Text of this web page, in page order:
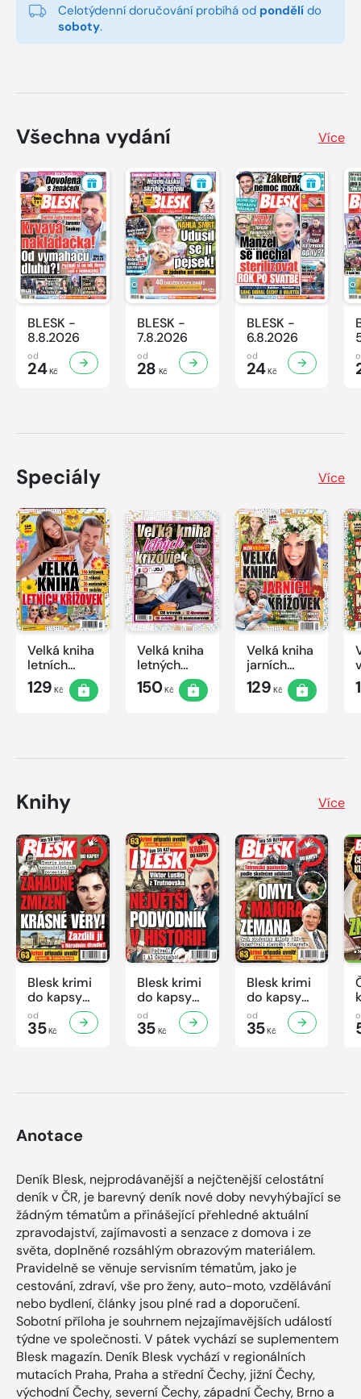
Celotýdenní doručování probíhá od pondělí do
soboty.
Všechna vydání Více
BLESK -
8.8.2026
od
24Kč
BLESK -
7.8.2026
od
28 Kč
BLESK -
6.8.2026
od
24Kč
Speciály Více
Velká kniha
letních
křížovek
2026
129 Kč
Velká kniha
letných
krížoviek s
TV JOJ
150Kč
Velká kniha
jarních
křížovek
2026
129 Kč
Knihy Více
Blesk krimi
do kapsy
č.7/2026
od
35Kč
Blesk krimi
do kapsy
č.6/2026
od
35Kč
Blesk krimi
do kapsy
č.5/2026
od
35Kč
Anotace
Deník Blesk, nejprodávanější a nejčtenější celostátní
deník v ČR, je barevný deník nové doby nevyhýbající se
žádným tématům a přinášející přehledné aktuální
zpravodajství, zajímavosti a senzace z domova i ze
světa, doplněné rozsáhlým obrazovým materiálem.
Pravidelně se věnuje servisním tématům, jako je
cestování, zdraví, vše pro ženy, auto-moto, vzdělávání
nebo bydlení, články jsou plné rad a doporučení.
Sobotní příloha je souhrnem nejzajímavějších událostí
týdne ve společnosti. V pátek vychází se suplementem
Blesk magazín. Deník Blesk vychází v regionálních
mutacích Praha, Praha a střední Čechy, jižní Čechy,
východní Čechy, severní Čechy, západní Čechy, Brno a